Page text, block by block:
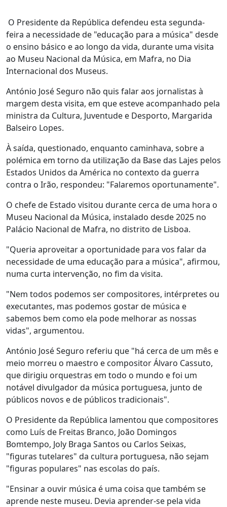
O Presidente da República defendeu esta segunda-
feira a necessidade de "educação para a música" desde
o ensino básico e ao longo da vida, durante uma visita
ao Museu Nacional da Música, em Mafra, no Dia
Internacional dos Museus.
António José Seguro não quis falar aos jornalistas à
margem desta visita, em que esteve acompanhado pela
ministra da Cultura, Juventude e Desporto, Margarida
Balseiro Lopes.
À saída, questionado, enquanto caminhava, sobre a
polémica em torno da utilização da Base das Lajes pelos
Estados Unidos da América no contexto da guerra
contra o Irão, respondeu: "Falaremos oportunamente".
O chefe de Estado visitou durante cerca de uma hora o
Museu Nacional da Música, instalado desde 2025 no
Palácio Nacional de Mafra, no distrito de Lisboa.
"Queria aproveitar a oportunidade para vos falar da
necessidade de uma educação para a música", afirmou,
numa curta intervenção, no fim da visita.
"Nem todos podemos ser compositores, intérpretes ou
executantes, mas podemos gostar de música e
sabemos bem como ela pode melhorar as nossas
vidas", argumentou.
António José Seguro referiu que "há cerca de um mês e
meio morreu o maestro e compositor Álvaro Cassuto,
que dirigiu orquestras em todo o mundo e foi um
notável divulgador da música portuguesa, junto de
públicos novos e de públicos tradicionais".
O Presidente da República lamentou que compositores
como Luís de Freitas Branco, João Domingos
Bomtempo, Joly Braga Santos ou Carlos Seixas,
"figuras tutelares" da cultura portuguesa, não sejam
"figuras populares" nas escolas do país.
"Ensinar a ouvir música é uma coisa que também se
aprende neste museu. Devia aprender-se pela vida